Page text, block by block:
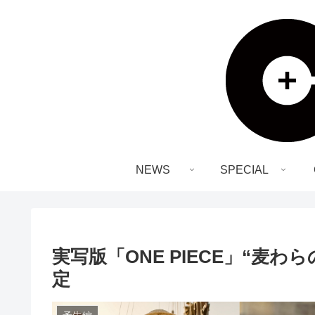
NEWS SPECIAL
実写版「ONE PIECE」“麦わ
定